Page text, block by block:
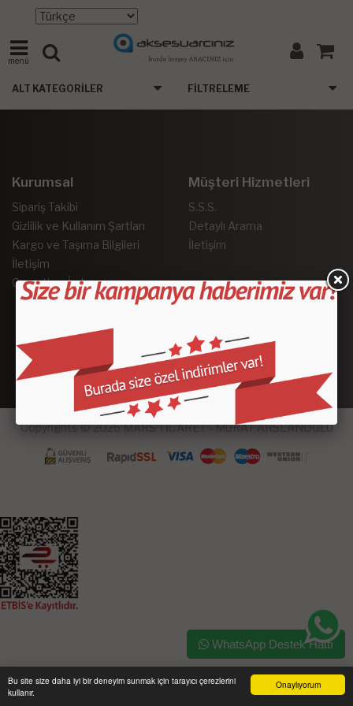
Onaylıyorum
Bu site size daha iyi bir deneyim sunmak için tarayıcı çerezlerini
kullanır.
menü
ALT KATEGORILER FILTRELEME
Kurumsal
Sipariş Takibi
Gizlilik ve Kullanım Şartları
Kargo ve Taşıma Bilgileri
İletişim
Garanti ve İade
Müşteri Hizmetleri
S.S.S.
Detaylı Arama
İletişim
Copyrights © 2026 MARS TİCARET - MURAT ARSLANOĞLU
Ana Sayfa Sipariş Takibi İletişim
WhatsApp Destek Hattı